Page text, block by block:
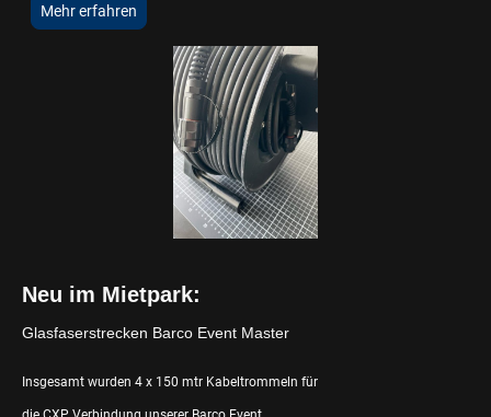
Mehr erfahren
Neu im Mietpark:
Glasfaserstrecken Barco Event Master
Insgesamt wurden 4 x 150 mtr Kabeltrommeln für